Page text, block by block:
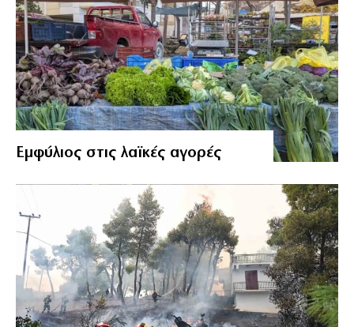
Εμφύλιος στις λαϊκές αγορές